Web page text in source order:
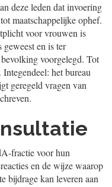
deze leden dat invoering
maatschappelijke ophef.
voor vrouwen is
en is ter
voorgelegd. Tot
het bureau
geregeld vragen van
fractie voor hun
en de wijze waarop
bijdrage kan leveren aan